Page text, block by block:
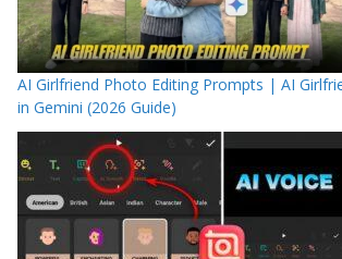
AI Girlfriend Photo Editing Prompts | AI
in Gemini (2026 Guide)